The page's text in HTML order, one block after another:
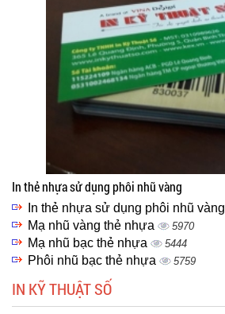
In thẻ nhựa sử dụng phôi nhũ vàng
In thẻ nhựa sử dụng phôi nhũ vàng
Mạ nhũ vàng thẻ nhựa 5970
Mạ nhũ bạc thẻ nhựa 5444
Phôi nhũ bạc thẻ nhựa 5759
IN KỸ THUẬT SỐ